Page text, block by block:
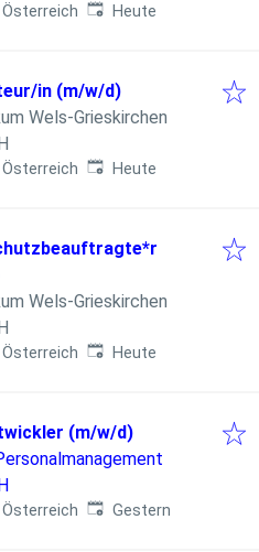
Österreich Veröffentlicht
Heute
in (m/w/d)
Wels-Grieskirchen
Österreich Veröffentlicht
Heute
Wels-Grieskirchen
Österreich Veröffentlicht
Heute
(m/w/d)
Österreich Veröffentlicht
Gestern